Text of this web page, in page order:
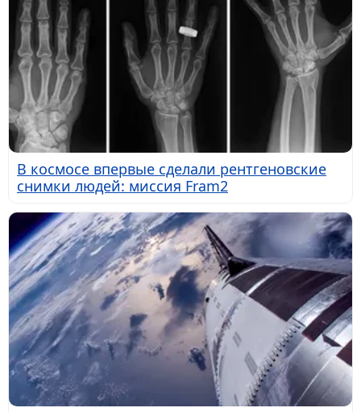
В космосе впервые сделали рентгеновские
снимки людей: миссия Fram2